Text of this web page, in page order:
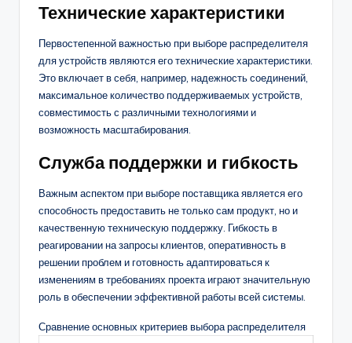
Технические характеристики
Первостепенной важностью при выборе распределителя
для устройств являются его технические характеристики.
Это включает в себя, например, надежность соединений,
максимальное количество поддерживаемых устройств,
совместимость с различными технологиями и
возможность масштабирования.
Служба поддержки и гибкость
Важным аспектом при выборе поставщика является его
способность предоставить не только сам продукт, но и
качественную техническую поддержку. Гибкость в
реагировании на запросы клиентов, оперативность в
решении проблем и готовность адаптироваться к
изменениям в требованиях проекта играют значительную
роль в обеспечении эффективной работы всей системы.
Сравнение основных критериев выбора распределителя